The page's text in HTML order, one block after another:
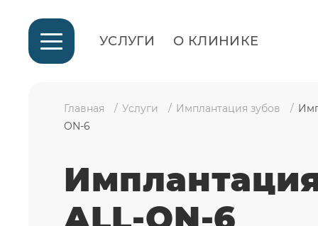
УСЛУГИ О КЛИНИКЕ
Главная Услуги Имплантация зубов
ON-6